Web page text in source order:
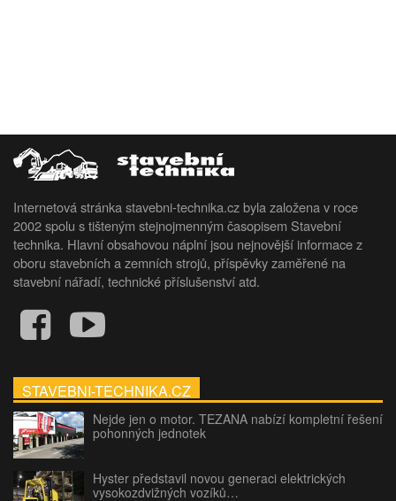
Internetová stránka stavebni-technika.cz byla založena v roce
2002 spolu s tišteným stejnojmenným časopisem Stavební
technika. Hlavní obsahovou náplní jsou nejnovější informace z
oboru stavebních a zemních strojů, příspěvky zaměřené na
stavební nářadí, technické příslušenství atd.
STAVEBNI-TECHNIKA.CZ
Nejde jen o motor. TEZANA nabízí kompletní řešení
pohonných jednotek
Hyster představil novou generaci elektrických
vysokozdvižných vozíků…